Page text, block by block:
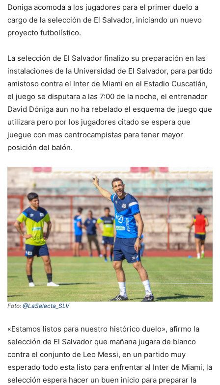
Doniga acomoda a los jugadores para el primer duelo a
cargo de la selección de El Salvador, iniciando un nuevo
proyecto futbolístico.
La selección de El Salvador finalizo su preparación en las
instalaciones de la Universidad de El Salvador, para partido
amistoso contra el Inter de Miami en el Estadio Cuscatlán,
el juego se disputara a las 7:00 de la noche, el entrenador
David Dóniga aun no ha rebelado el esquema de juego que
utilizara pero por los jugadores citado se espera que
juegue con mas centrocampistas para tener mayor
posición del balón.
Foto: @LaSelecta_SLV
«Estamos listos para nuestro histórico duelo», afirmo la
selección de El Salvador que mañana jugara de blanco
contra el conjunto de Leo Messi, en un partido muy
esperado todo esta listo para enfrentar al Inter de Miami, la
selección espera hacer un buen inicio para preparar la